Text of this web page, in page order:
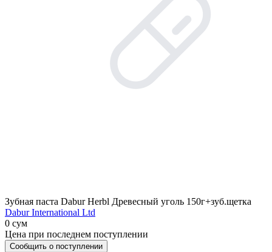
Зубная паста Dabur Herbl Древесный уголь 150г+зуб.щетка
Dabur International Ltd
0 сум
Цена при последнем поступлении
Сообщить о поступлении